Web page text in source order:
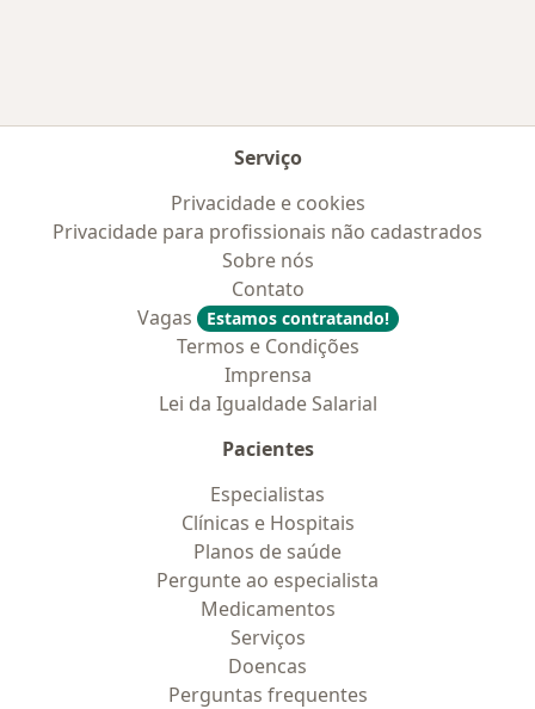
Serviço
Privacidade e cookies
Privacidade para profissionais não cadastrados
Sobre nós
Contato
Vagas
Estamos contratando!
Termos e Condições
Imprensa
Lei da Igualdade Salarial
Pacientes
Especialistas
Clínicas e Hospitais
Planos de saúde
Pergunte ao especialista
Medicamentos
Serviços
Doencas
Perguntas frequentes